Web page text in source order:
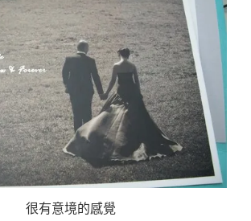
很有意境的感覺